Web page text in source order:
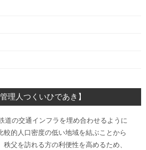
理人つくいひであき】
道の交通インフラを埋め合わせるように
較的人口密度の低い地域を結ぶことから
秩父を訪れる方の利便性を高めるため、